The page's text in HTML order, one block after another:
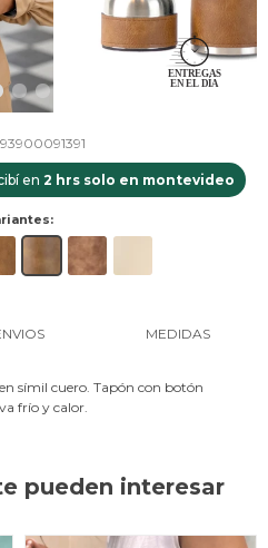
en 2 hrs solo en montevideo
MEDIDAS
símil cuero. Tapón con botón
frío y calor.
pueden interesar